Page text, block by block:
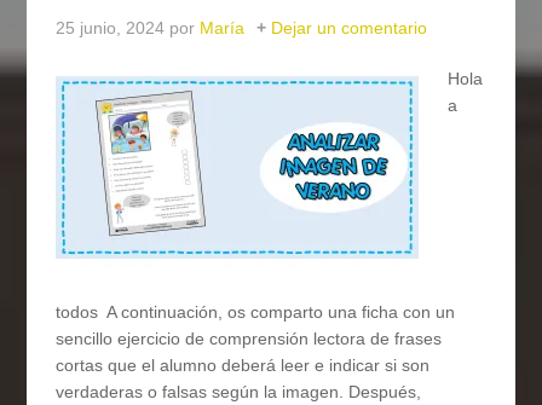
25 junio, 2024 por María Dejar un comentario
Hola
a
todos A continuación, os comparto una ficha con un
sencillo ejercicio de comprensión lectora de frases
cortas que el alumno deberá leer e indicar si son
verdaderas o falsas según la imagen. Después,